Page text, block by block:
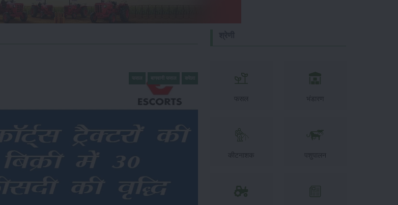
फसल भंडारण
कीटनाशक पशुपालन